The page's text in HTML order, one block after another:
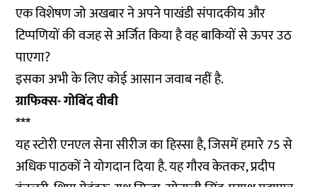
एक विशेषण जो अखबार ने अपने पाखंडी संपादकीय और
टिप्पणियों की वजह से अर्जित किया है वह बाकियों से ऊपर उठ
पाएगा?
इसका अभी के लिए कोई आसान जवाब नहीं है.
ग्राफिक्स- गोबिंद वीबी
***
यह स्टोरी एनएल सेना सीरीज का हिस्सा है, जिसमें हमारे 75 से
अधिक पाठकों ने योगदान दिया है. यह गौरव केतकर, प्रदीप